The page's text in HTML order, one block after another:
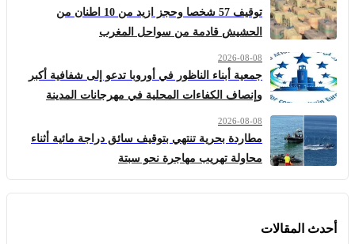
توقيف 57 شخصا وحجز ازيد من 10 اطنان من
الحشيش قادمة من سواحل المغرب
2026-08-08
جمعية أبناء الناظور في أوروبا تدعو إلى شفافية أكبر
وإنصاف الكفاءات المحلية في مهرجانات المدينة
2026-08-08
مطاردة بحرية تنتهي بتوقيف سائق دراجة مائية أثناء
محاولة تهريب مهاجرة نحو سبتة
أحدث المقالات